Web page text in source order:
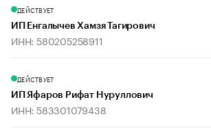
ДЕЙСТВУЕТ
ИП Енгалычев Хамзя Тагирович
ИНН: 580205258911
ДЕЙСТВУЕТ
ИП Яфаров Рифат Нуруллович
ИНН: 583301079438